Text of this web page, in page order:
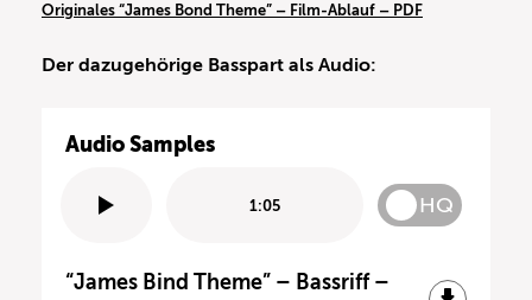
Originales “James Bond Theme” – Film-Ablauf – PDF
Der dazugehörige Basspart als Audio:
Audio Samples
1:05 HQ
“James Bind Theme” – Bassriff –